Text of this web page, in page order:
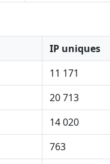
IP uniques
11 171
20 713
14 020
763